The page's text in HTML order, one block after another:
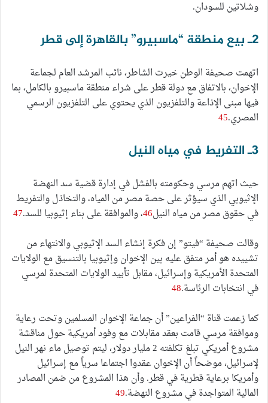
وشلاتين للسودان.
2ـ بيع منطقة “ماسبيرو” بالقاهرة إلى قطر
اتهمت صحيفة الوطن خيرت الشاطر، نائب المرشد العام لجماعة
الإخوان، بالاتفاق مع دولة قطر على شراء منطقة ماسبيرو بالكامل، بما
فيها مبنى الإذاعة والتلفزيون الذي يحتوي على التلفزيون الرسمي
المصري.45
3ـ التفريط في مياه النيل
حيث اتهم مرسي وحكومته بالفشل في إدارة قضية سد النهضة
الإثيوبي الذي سيؤثر على حصة مصر من المياه، والتخاذل والتفريط
في حقوق مصر من مياه النيل46، والموافقة على بناء إثيوبيا للسد.47
وقالت صحيفة “فيتو” إن فكرة إنشاء السد الإثيوبي والانتهاء من
تشييده هو أمر متفق عليه بين الإخوان وإثيوبيا بالتنسيق مع الولايات
المتحدة الأمريكية وإسرائيل، مقابل تأييد الولايات المتحدة لمرسي
في انتخابات الرئاسة.48
كما زعمت قناة “الفراعين” أن جماعة الإخوان المسلمين وتحت رعاية
وموافقة مرسي قامت بعقد مقابلات مع وفود أمريكية حول مناقشة
مشروع أمريكي تبلغ تكلفته 2 مليار دولار، ليتم توصيل ماء نهر النيل
لإسرائيل، موضحاً أن الإخوان عقدوا اجتماعا سرياً مع إسرائيل
وأمريكا برعاية قطرية في قطر. وأن هذا المشروع من ضمن المصادر
المالية المتواجدة في مشروع النهضة.49